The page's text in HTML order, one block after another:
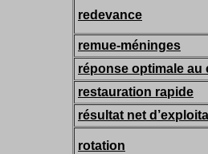
redevance
remue-méninges
réponse optimale au
restauration rapide
résultat net
rotation